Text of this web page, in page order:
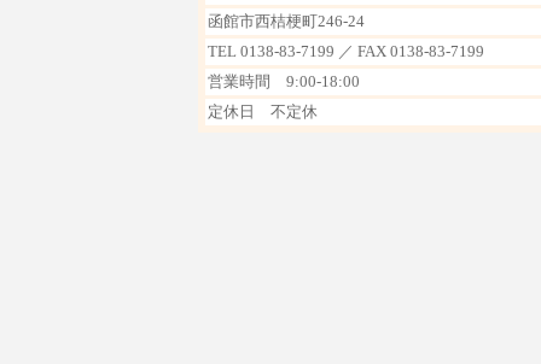
函館市西桔梗町246-24
TEL 0138-83-7199 ／ FAX 0138-83-7199
営業時間 9:00-18:00
定休日 不定休